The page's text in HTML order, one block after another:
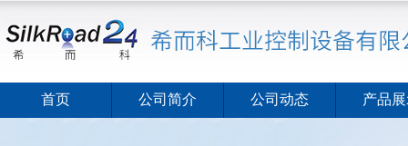
首页 公司简介 公司动态 产品